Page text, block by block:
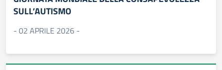
SULL’AUTISMO
- 02 APRILE 2026 -